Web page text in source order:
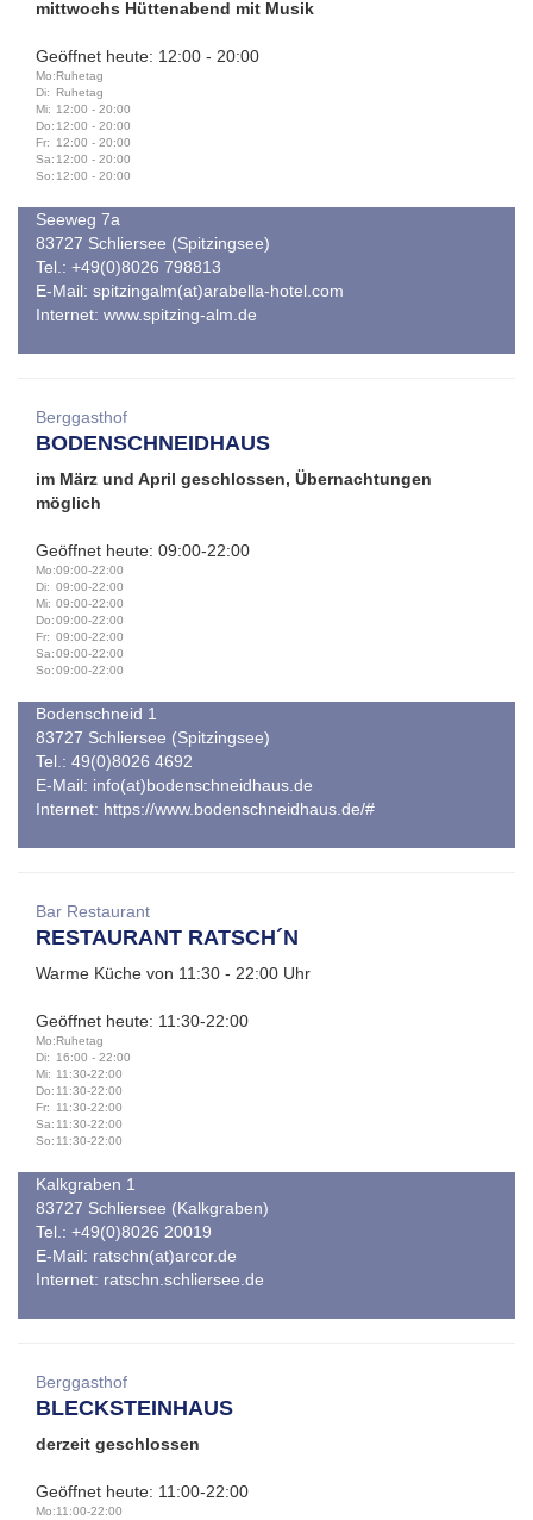
mittwochs Hüttenabend mit Musik
Geöffnet heute: 12:00 - 20:00
Mo:Ruhetag
Di:
Ruhetag
Mi: 12:00 - 20:00
Do: 12:00 - 20:00
Fr:
12:00 - 20:00
Sa: 12:00 - 20:00
So: 12:00 - 20:00
Seeweg 7a
83727 Schliersee (Spitzingsee)
Tel.: +49(0)8026 798813
E-Mail: spitzingalm(at)arabella-hotel.com
Internet: www.spitzing-alm.de
Berggasthof
BODENSCHNEIDHAUS
im März und April geschlossen, Übernachtungen
möglich
Geöffnet heute: 09:00-22:00
Mo:09:00-22:00
Di: 09:00-22:00
Mi: 09:00-22:00
Do:09:00-22:00
Fr: 09:00-22:00
Sa:09:00-22:00
So:09:00-22:00
Bodenschneid 1
83727 Schliersee (Spitzingsee)
Tel.: 49(0)8026 4692
E-Mail: info(at)bodenschneidhaus.de
Internet: https://www.bodenschneidhaus.de/#
Bar Restaurant
RESTAURANT RATSCH´N
Warme Küche von 11:30 - 22:00 Uhr
Geöffnet heute: 11:30-22:00
Mo:Ruhetag
Di:
16:00 - 22:00
Mi: 11:30-22:00
Do: 11:30-22:00
Fr:
11:30-22:00
Sa: 11:30-22:00
So: 11:30-22:00
Kalkgraben 1
83727 Schliersee (Kalkgraben)
Tel.: +49(0)8026 20019
E-Mail: ratschn(at)arcor.de
Internet: ratschn.schliersee.de
Berggasthof
BLECKSTEINHAUS
derzeit geschlossen
Geöffnet heute: 11:00-22:00
Mo:11:00-22:00